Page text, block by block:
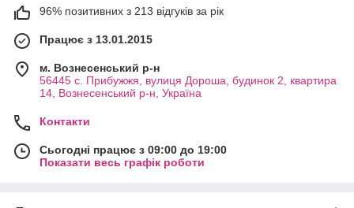
96% позитивних з 213 відгуків за рік
Працює з 13.01.2015
м. Вознесенський р-н
56445 с. Прибужжя, вулиця Дороша, будинок 2, квартира
14, Вознесенський р-н, Україна
Контакти
Сьогодні працює з 09:00 до 19:00
Показати весь графік роботи